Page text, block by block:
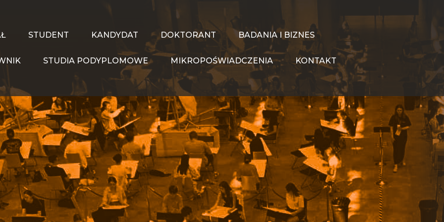
STUDENT KANDYDAT DOKTORANT BADANIA I BIZNES
STUDIA PODYPLOMOWE MIKROPOŚWIADCZENIA KONTAKT